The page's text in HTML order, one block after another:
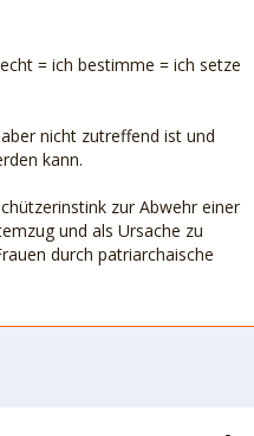
= ich bestimme = ich setze
nicht zutreffend ist und
kann.
zur Abwehr einer
und als Ursache zu
durch patriarchaische